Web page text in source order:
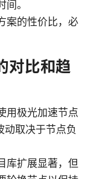
。
案的性价比，必
对比和趋
用极光加速节点
取决于节点负
库扩展显著，但